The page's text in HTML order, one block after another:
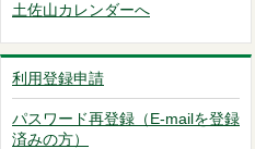
土佐山カレンダーへ
利用登録申請
パスワード再登録（E-mailを登録
済みの方）